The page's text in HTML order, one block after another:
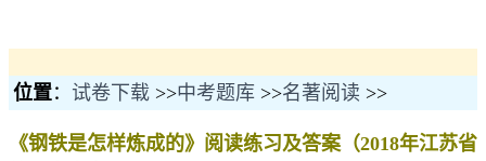
位置： 试卷下载 >>中考题库 >>名著阅读 >>
《钢铁是怎样炼成的》阅读练习及答案（2018年江苏省